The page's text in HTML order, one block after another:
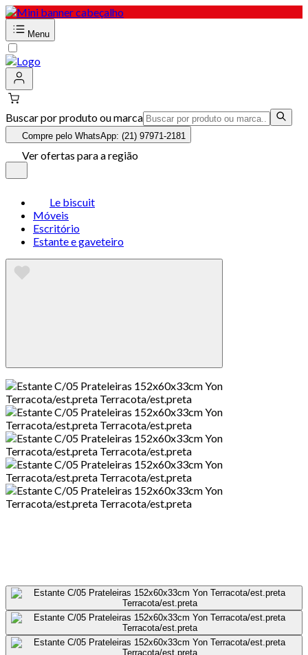
Menu
Buscar por produto ou marca
Compre pelo WhatsApp: (21) 97971-2181
Ver ofertas para a região
Le biscuit
Móveis
Escritório
Estante e gaveteiro